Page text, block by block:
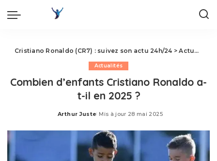
Cristiano Ronaldo (CR7) : suivez son actu 24h/24 >Actualités
Actualités
Combien d’enfants Cristiano Ronaldo a-
t-il en 2025 ?
Posted
Arthur Juste Mis à jour 28 mai 2025